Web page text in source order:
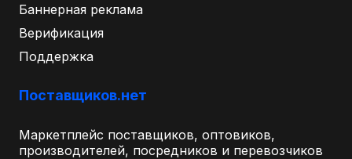
Баннерная реклама
Верификация
Поддержка
Поставщиков.нет
Маркетплейс поставщиков, оптовиков,
производителей, посредников и перевозчиков